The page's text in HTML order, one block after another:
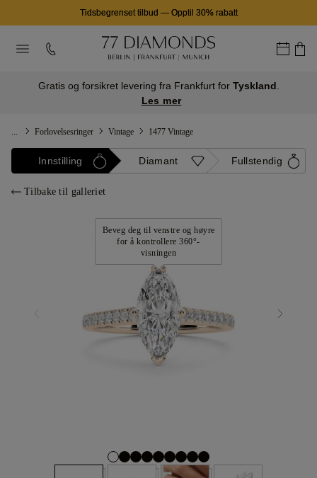
Tidsbegrenset tilbud — Opptil 30% rabatt
Gratis og forsikret levering fra Frankfurt for Tyskland
Les mer
Forlovelsesringer Vintage 1477 Vintage
Innstilling Diamant Fullstendig
Tilbake til galleriet
Beveg deg til venstre og høyre
for å kontrollere 360°-
visningen